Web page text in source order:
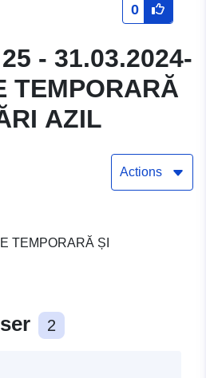
0
- 31.03.2024-
TEMPORARĂ
AZIL
Actions
TEMPORARĂ ȘI
2